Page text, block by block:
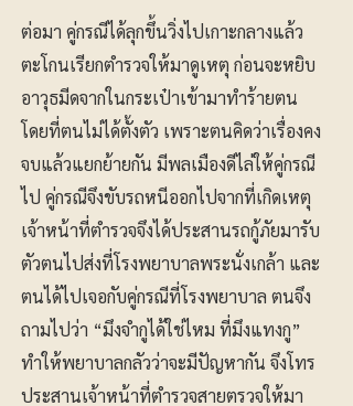
ต่อมา คู่กรณีได้ลุกขึ้นวิ่งไปเกาะกลางแล้ว
ตะโกนเรียกตำรวจให้มาดูเหตุ ก่อนจะหยิบ
อาวุธมีดจากในกระเป๋าเข้ามาทำร้ายตน
โดยที่ตนไม่ได้ตั้งตัว เพราะตนคิดว่าเรื่องคง
จบแล้วแยกย้ายกัน มีพลเมืองดีไล่ให้คู่กรณี
ไป คู่กรณีจึงขับรถหนีออกไปจากที่เกิดเหตุ
เจ้าหน้าที่ตำรวจจึงได้ประสานรถกู้ภัยมารับ
ตัวตนไปส่งที่โรงพยาบาลพระนั่งเกล้า และ
ตนได้ไปเจอกับคู่กรณีที่โรงพยาบาล ตนจึง
ถามไปว่า “มึงจำกูได้ใช่ไหม ที่มึงแทงกู”
ทำให้พยาบาลกลัวว่าจะมีปัญหากัน จึงโทร
ประสานเจ้าหน้าที่ตำรวจสายตรวจให้มา